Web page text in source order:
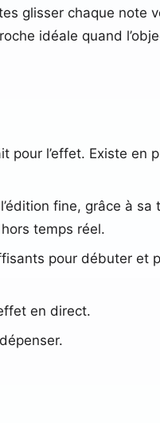
glisser chaque note
idéale quand
pour l’effet. Existe en
fine, grâce à sa
temps réel.
pour débuter et
en direct.